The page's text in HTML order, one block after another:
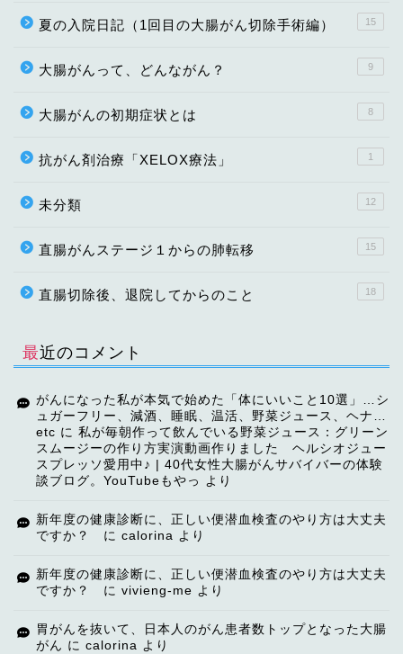
夏の入院日記（1回目の大腸がん切除手術編） 15
大腸がんって、どんながん？ 9
大腸がんの初期症状とは 8
抗がん剤治療「XELOX療法」 1
未分類 12
直腸がんステージ１からの肺転移 15
直腸切除後、退院してからのこと 18
最近のコメント
がんになった私が本気で始めた「体にいいこと10選」…シ
ュガーフリー、減酒、睡眠、温活、野菜ジュース、ヘナ…
etc に 私が毎朝作って飲んでいる野菜ジュース：グリーン
スムージーの作り方実演動画作りました ヘルシオジュー
スプレッソ愛用中♪ | 40代女性大腸がんサバイバーの体験
談ブログ。YouTubeもやっ より
新年度の健康診断に、正しい便潜血検査のやり方は大丈夫
ですか？
に calorina より
新年度の健康診断に、正しい便潜血検査のやり方は大丈夫
ですか？
に vivieng-me より
胃がんを抜いて、日本人のがん患者数トップとなった大腸
がん に calorina より
TOP